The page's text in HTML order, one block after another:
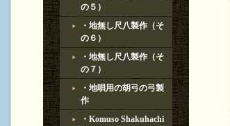
の５）
・地無し尺八製作（そ
の６）
・地無し尺八製作（そ
の７）
・地唄用の胡弓の弓製
作
・Komuso Shakuhachi